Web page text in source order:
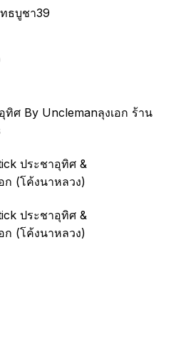
ธบูชา39
ทิศ By Unclemanลุงเอก ร้าน
ประชาอุทิศ &
ก (โค้งนาหลวง)
ประชาอุทิศ &
ก (โค้งนาหลวง)